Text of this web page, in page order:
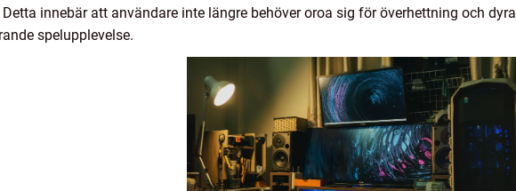
innebär att användare inte längre behöver oroa sig för överhettning och
spelupplevelse.